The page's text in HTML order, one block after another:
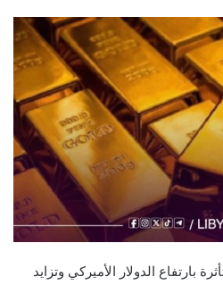
بارتفاع الدولار الأميركي وتزايد